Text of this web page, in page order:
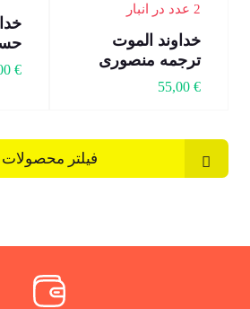
2 عدد در انبار
خداوند الموت
ترجمه منصوری
55,00 €
€
فیلتر محصولات